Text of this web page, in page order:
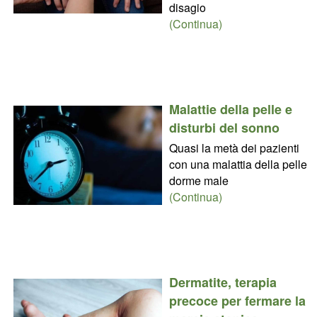
disagio
(Continua)
Malattie della pelle e
disturbi del sonno
Quasi la metà dei pazienti
con una malattia della pelle
dorme male
(Continua)
Dermatite, terapia
precoce per fermare la